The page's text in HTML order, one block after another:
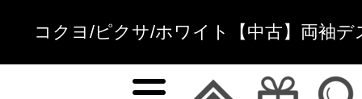
コクヨ/ピクサ/ホワイト【中古】両袖